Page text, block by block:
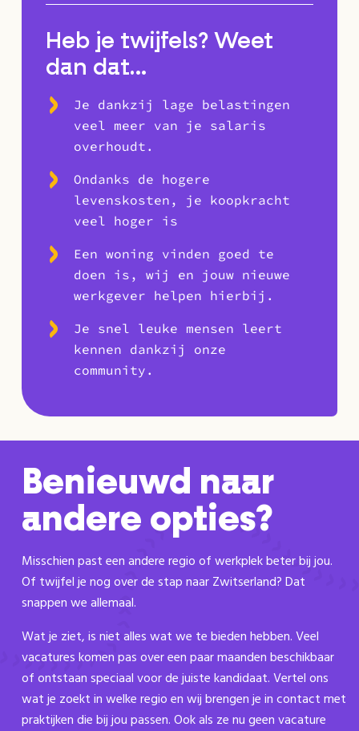
Heb je twijfels? Weet
dan dat…
Je dankzij lage belastingen
veel meer van je salaris
overhoudt.
Ondanks de hogere
levenskosten, je koopkracht
veel hoger is
Een woning vinden goed te
doen is, wij en jouw nieuwe
werkgever helpen hierbij.
Je snel leuke mensen leert
kennen dankzij onze
community.
Benieuwd naar
andere opties?
Misschien past een andere regio of werkplek beter bij jou.
Of twijfel je nog over de stap naar Zwitserland? Dat
snappen we allemaal.
Wat je ziet, is niet alles wat we te bieden hebben. Veel
vacatures komen pas over een paar maanden beschikbaar
of ontstaan speciaal voor de juiste kandidaat. Vertel ons
wat je zoekt in welke regio en wij brengen je in contact met
praktijken die bij jou passen. Ook als ze nu geen vacature